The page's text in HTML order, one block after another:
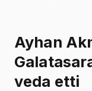
Ayhan
veda etti